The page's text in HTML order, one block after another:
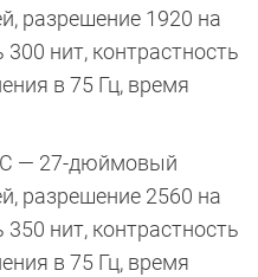
разрешение 1920 на
300 нит, контрастность
в 75 Гц, время
— 27-дюймовый
разрешение 2560 на
350 нит, контрастность
в 75 Гц, время